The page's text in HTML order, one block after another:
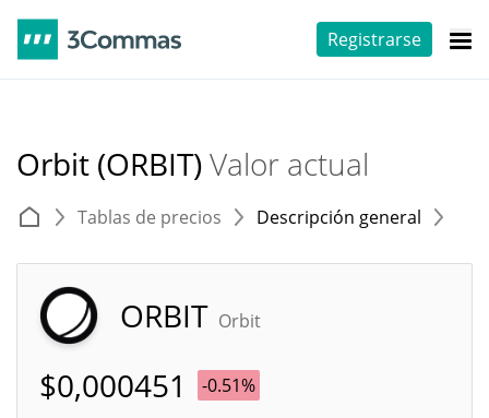
Registrarse
Orbit (ORBIT)Valor actual
Tablas de precios Descripción general
ORBIT Orbit
$0,000451 -0.51%